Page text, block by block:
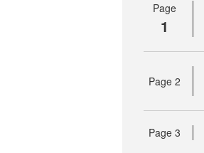
Page
1
Page 2
Page 3